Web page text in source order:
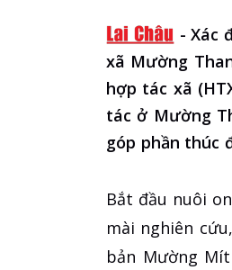
- Xác
xã Mường
hợp tác xã
tác ở Mường
góp phần thúc
Bắt đầu nuôi
mài nghiên
bản Mường